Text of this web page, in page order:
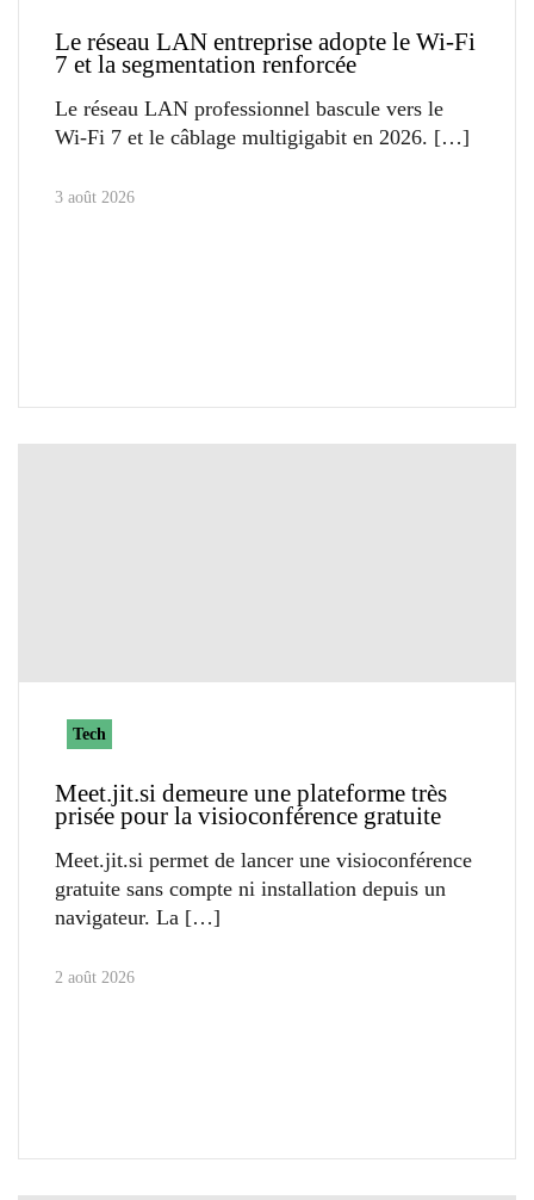
Le réseau LAN entreprise adopte le Wi-Fi
7 et la segmentation renforcée
Le réseau LAN professionnel bascule vers le
Wi-Fi 7 et le câblage multigigabit en 2026.
3 août 2026
Tech
Meet.jit.si demeure une plateforme très
prisée pour la visioconférence gratuite
Meet.jit.si permet de lancer une visioconférence
gratuite sans compte ni installation depuis un
navigateur. La
2 août 2026